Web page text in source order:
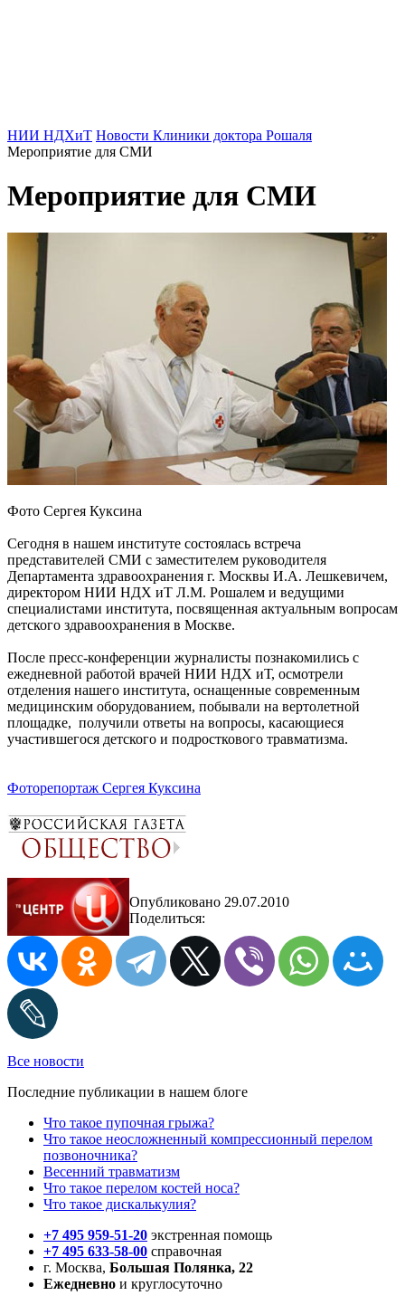
НИИ НДХиТ Новости Клиники доктора Рошаля
Мероприятие для СМИ
Мероприятие для СМИ
Фото Сергея Куксина
Сегодня в нашем институте состоялась встреча
представителей СМИ с заместителем руководителя
Департамента здравоохранения г. Москвы И.А. Лешкевичем,
директором НИИ НДХ иТ Л.М. Рошалем и ведущими
специалистами института, посвященная актуальным вопросам
детского здравоохранения в Москве.
После пресс-конференции журналисты познакомились с
ежедневной работой врачей НИИ НДХ иТ, осмотрели
отделения нашего института, оснащенные современным
медицинским оборудованием, побывали на вертолетной
площадке, получили ответы на вопросы, касающиеся
участившегося детского и подросткового травматизма.
Фоторепортаж Сергея Куксина
Опубликовано 29.07.2010
Поделиться:
Все новости
Последние публикации в нашем блоге
Что такое пупочная грыжа?
Что такое неосложненный компрессионный перелом
позвоночника?
Весенний травматизм
Что такое перелом костей носа?
Что такое дискалькулия?
+7 495 959-51-20 экстренная помощь
+7 495 633-58-00 справочная
г. Москва, Большая Полянка, 22
Ежедневно и круглосуточно